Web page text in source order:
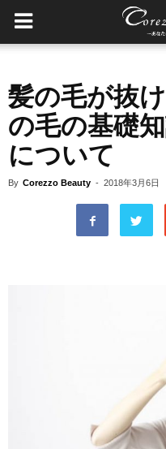
髪の毛が抜
の毛の基礎
について
By Corezzo Beauty - 2018年3月6日